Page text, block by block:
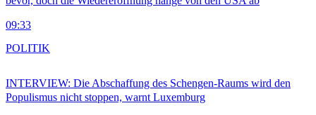
09:33
INTERVIEW: Die Abschaffung des Schengen-Raums wird den
Populismus nicht stoppen, warnt Luxemburg
POLITIK